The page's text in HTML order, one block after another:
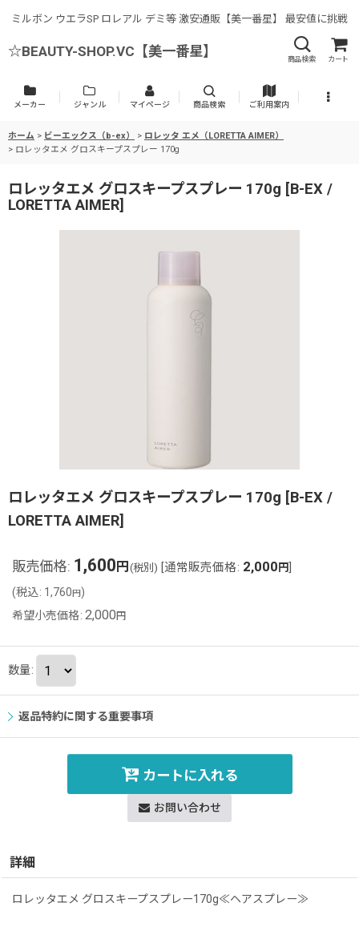
ミルボン ウエラSP ロレアル デミ等 激安通販【美一番星】 最安値に挑戦
☆BEAUTY-SHOP.VC【美一番星】
商品検索 カート
メーカー ジャンル マイページ 商品検索 ご利用案内
ホーム > ビーエックス（b-ex） > ロレッタ エメ（LORETTA AIMER）
> ロレッタエメ グロスキープスプレー 170g
ロレッタエメ グロスキープスプレー 170g [B-EX /
LORETTA AIMER]
ロレッタエメ グロスキープスプレー 170g [B-EX /
LORETTA AIMER]
販売価格: 1,600 円 (税別) [通常販売価格: 2,000 円]
(税込: 1,760円)
希望小売価格: 2,000 円
数量:
返品特約に関する重要事項
カートに入れる
お問い合わせ
詳細
ロレッタエメ グロスキープスプレー170g≪ヘアスプレー≫